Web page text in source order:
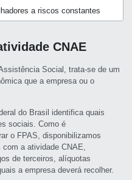
a riscos constantes
CNAE
Social, trata-se de um
que a empresa ou o
do Brasil identifica quais
sociais. Como é
o FPAS, disponibilizamos
a atividade CNAE,
de terceiros, alíquotas
a empresa deverá recolher.